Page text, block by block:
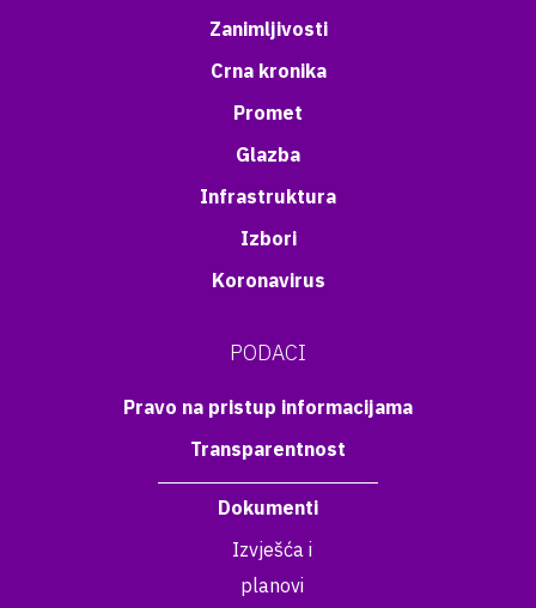
Zanimljivosti
Crna kronika
Promet
Glazba
Infrastruktura
Izbori
Koronavirus
PODACI
Pravo na pristup informacijama
Transparentnost
Dokumenti
Izvješća i
planovi